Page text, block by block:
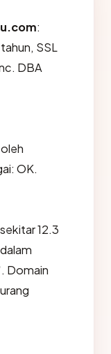
:
SSL
DBA
OK.
12.3
Domain